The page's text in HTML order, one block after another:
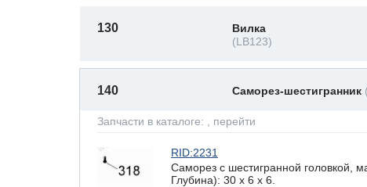
130
Вилка
(LB123)
140 Саморез-шестигранник
Запчасти в каталоге: , перейти
RID:2231
Саморез с шестигранной головкой,
Глубина): 30 x 6 х 6.